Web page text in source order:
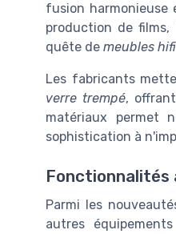
fusion harmonieuse
production de films,
quête de meubles hifi
Les fabricants
verre trempé,
matériaux permet
sophistication à
Fonctionnalités
Parmi les
autres